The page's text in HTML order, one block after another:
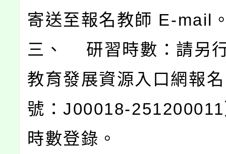
寄送至報名教師 E-mail
三、 研習時數：請另
教育發展資源入口網報
號：J00018-
時數登錄。